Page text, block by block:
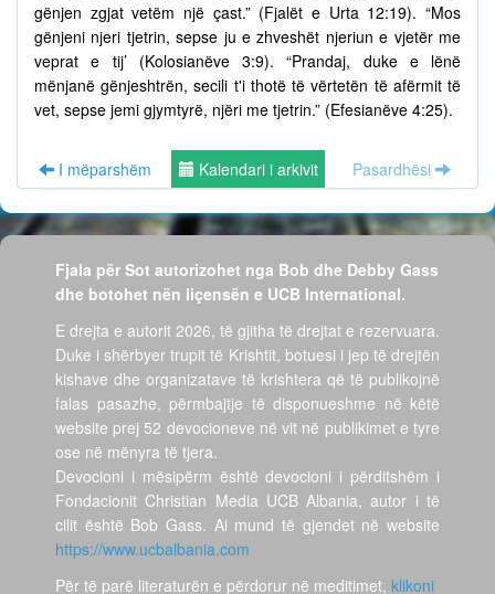
gënjen zgjat vetëm një çast.” (Fjalët e Urta 12:19). “Mos
gënjeni njeri tjetrin, sepse ju e zhveshët njeriun e vjetër me
veprat e tij’ (Kolosianëve 3:9). “Prandaj, duke e lënë
mënjanë gënjeshtrën, secili t'i thotë të vërtetën të afërmit të
vet, sepse jemi gjymtyrë, njëri me tjetrin.” (Efesianëve 4:25).
I mëparshëm Kalendari i arkivit Pasardhësi
Fjala për Sot autorizohet nga Bob dhe Debby Gass
dhe botohet nën liçensën e UCB International.
E drejta e autorit 2026, të gjitha të drejtat e rezervuara.
Duke i shërbyer trupit të Krishtit, botuesi i jep të drejtën
kishave dhe organizatave të krishtera që të publikojnë
falas pasazhe, përmbajtje të disponueshme në këtë
website prej 52 devocioneve në vit në publikimet e tyre
ose në mënyra të tjera.
Devocioni i mësipërm është devocioni i përditshëm i
Fondacionit Christian Media UCB Albania, autor i të
cilit është Bob Gass. Ai mund të gjendet në website
https://www.ucbalbania.com
Për të parë literaturën e përdorur në meditimet, klikoni